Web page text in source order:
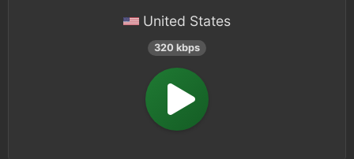
United States
320 kbps